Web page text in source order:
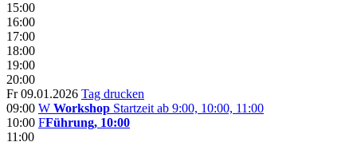
15:00
16:00
17:00
18:00
19:00
20:00
Fr 09.01.2026 Tag drucken
09:00 W Workshop Startzeit ab 9:00, 10:00, 11:00
10:00 FFührung, 10:00
11:00